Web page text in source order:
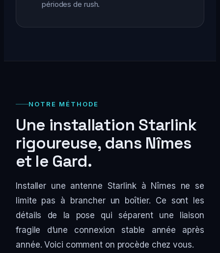
périodes de rush.
NOTRE MÉTHODE
Une installation Starlink
rigoureuse, dans Nîmes
et le Gard.
Installer une antenne Starlink à Nîmes ne se
limite pas à brancher un boîtier. Ce sont les
détails de la pose qui séparent une liaison
fragile d’une connexion stable année après
année. Voici comment on procède chez vous.